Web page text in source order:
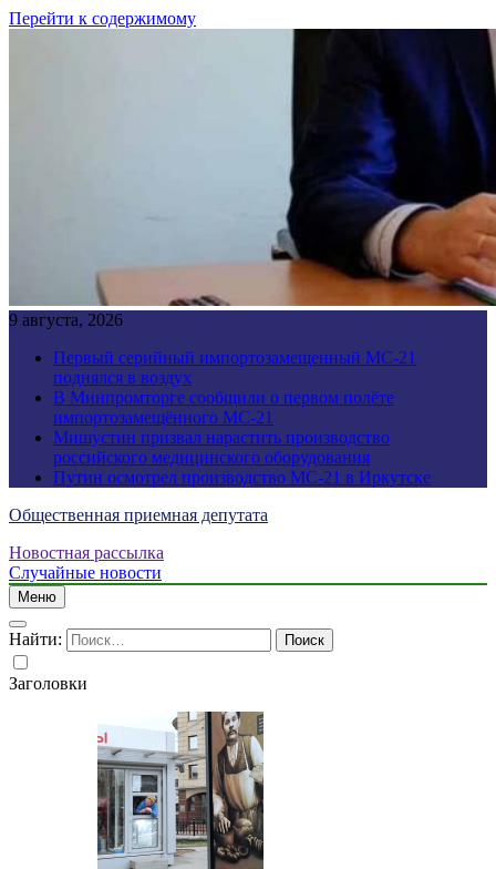
Перейти к содержимому
9 августа, 2026
Первый серийный импортозамещенный МС-21
поднялся в воздух
В Минпромторге сообщили о первом полёте
импортозамещённого МС-21
Мишустин призвал нарастить производство
российского медицинского оборудования
Путин осмотрел производство МС-21 в Иркутске
Общественная приемная депутата
Новостная рассылка
Случайные новости
Меню
Найти:
Заголовки